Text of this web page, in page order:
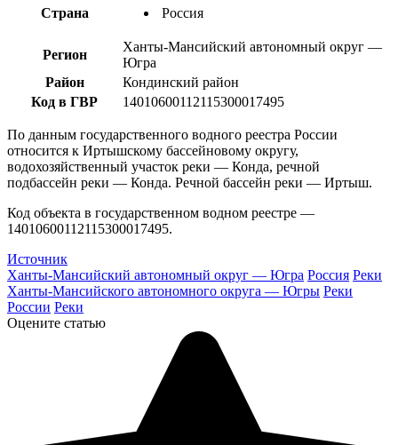
Страна Россия
Регион
Ханты-Мансийский автономный округ —
Югра
Район
Кондинский район
Код в ГВР
14010600112115300017495
По данным государственного водного реестра России
относится к Иртышскому бассейновому округу,
водохозяйственный участок реки — Конда, речной
подбассейн реки — Конда. Речной бассейн реки — Иртыш.
Код объекта в государственном водном реестре —
14010600112115300017495.
Источник
Ханты-Мансийский автономный округ — Югра Россия Реки
Ханты-Мансийского автономного округа — Югры Реки
России Реки
Оцените статью